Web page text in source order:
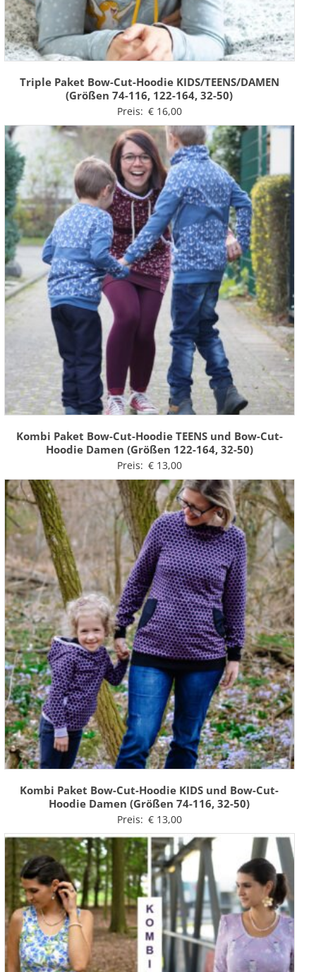
Triple Paket Bow-Cut-Hoodie KIDS/TEENS/DAMEN
(Größen 74-116, 122-164, 32-50)
Preis: €16,00
Kombi Paket Bow-Cut-Hoodie TEENS und Bow-Cut-
Hoodie Damen (Größen 122-164, 32-50)
Preis: €13,00
Kombi Paket Bow-Cut-Hoodie KIDS und Bow-Cut-
Hoodie Damen (Größen 74-116, 32-50)
Preis: €13,00